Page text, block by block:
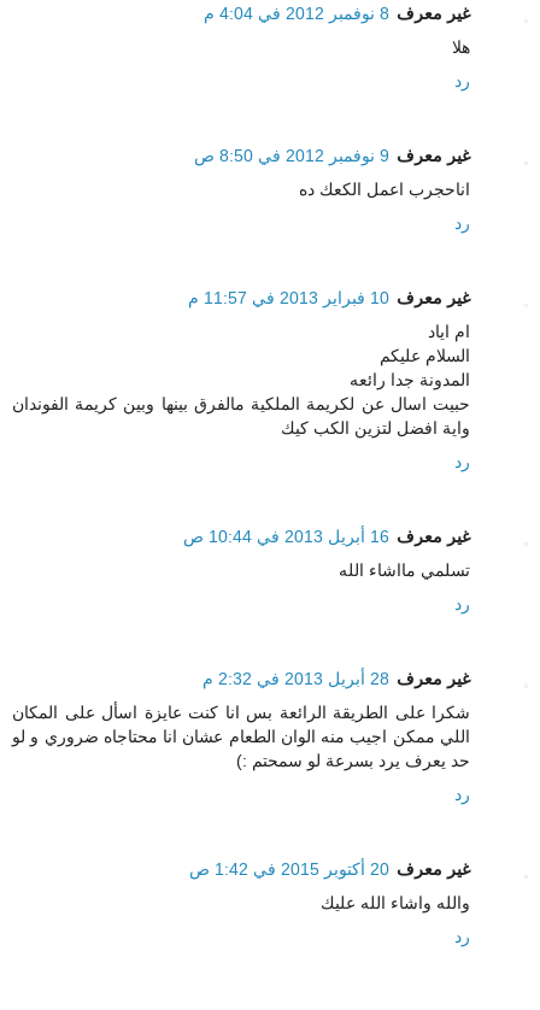
غير معرف 8 نوفمبر 2012 في 4:04 م
هلا
رد
غير معرف 9 نوفمبر 2012 في 8:50 ص
اناحجرب اعمل الكعك ده
رد
غير معرف 10 فبراير 2013 في 11:57 م
ام اياد
السلام عليكم
المدونة جدا رائعه
حبيت اسال عن لكريمة الملكية مالفرق بينها وبين كريمة الفوندان
واية افضل لتزين الكب كيك
رد
غير معرف 16 أبريل 2013 في 10:44 ص
تسلمي مااشاء الله
رد
غير معرف 28 أبريل 2013 في 2:32 م
شكرا على الطريقة الرائعة بس انا كنت عايزة اسأل على المكان
اللي ممكن اجيب منه الوان الطعام عشان انا محتاجاه ضروري و لو
حد يعرف يرد بسرعة لو سمحتم :)
رد
غير معرف 20 أكتوبر 2015 في 1:42 ص
والله واشاء الله عليك
رد